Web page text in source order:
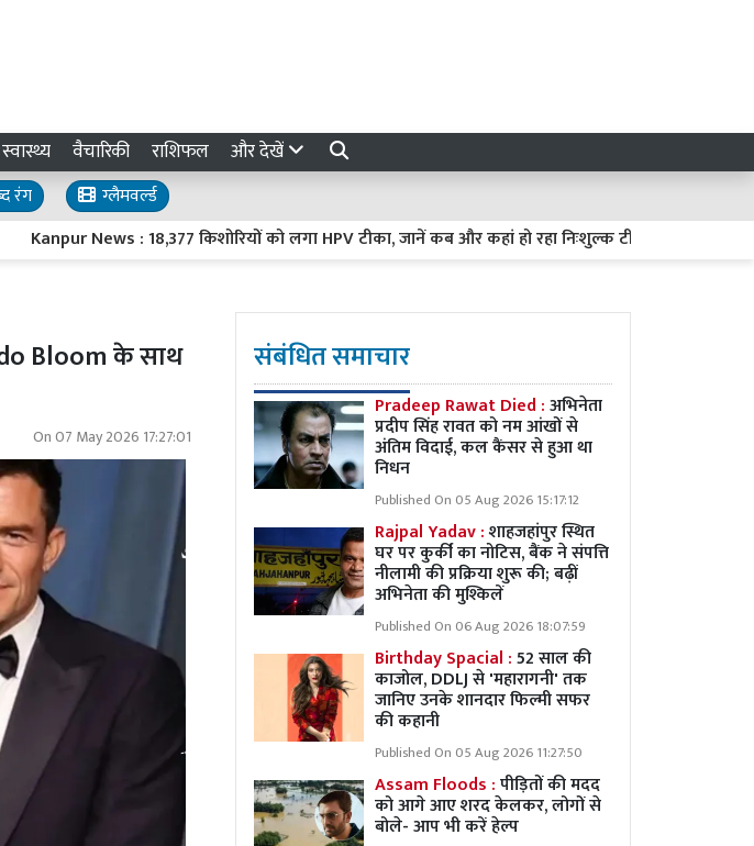
स्वास्थ्य वैचारिकी राशिफल और देखें
रंग
ग्लैमवर्ल्ड
Kanpur News : 18,377 किशोरियों को लगा HPV टीका, जानें कब और कहां हो रहा निःशुल्क टीकाकरण
Bloom के साथ
On07 May 2026 17:27:01
संबंधित समाचार
Pradeep Rawat Died :अभिनेता
प्रदीप सिंह रावत को नम आंखों से
अंतिम विदाई, कल कैंसर से हुआ था
निधन
Published On 05 Aug 2026 15:17:12
Rajpal Yadav :शाहजहांपुर स्थित
घर पर कुर्की का नोटिस, बैंक ने संपत्ति
नीलामी की प्रक्रिया शुरू की; बढ़ीं
अभिनेता की मुश्किलें
Published On 06 Aug 2026 18:07:59
Birthday Spacial :52 साल की
काजोल, DDLJ से 'महारागनी' तक
जानिए उनके शानदार फिल्मी सफर
की कहानी
Published On 05 Aug 2026 11:27:50
Assam Floods :पीड़ितों की मदद
को आगे आए शरद केलकर, लोगों से
बोले- आप भी करें हेल्प